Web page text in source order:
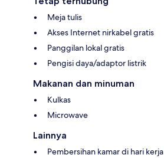
Meja tulis
Akses Internet nirkabel gratis
Panggilan lokal gratis
Pengisi daya/adaptor listrik
Makanan dan minuman
Kulkas
Microwave
Lainnya
Pembersihan kamar di hari kerja